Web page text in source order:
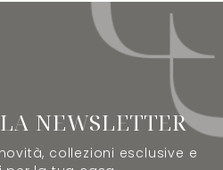
NEWSLETTER
collezioni esclusive e